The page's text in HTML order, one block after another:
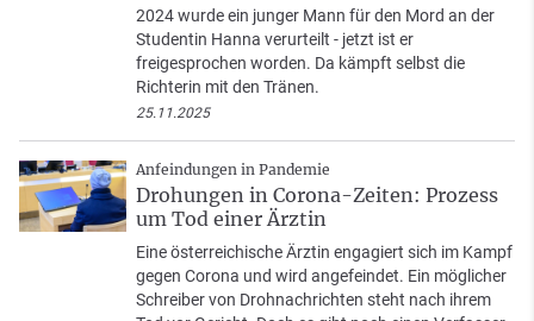
2024 wurde ein junger Mann für den Mord an der
Studentin Hanna verurteilt - jetzt ist er
freigesprochen worden. Da kämpft selbst die
Richterin mit den Tränen.
25.11.2025
Anfeindungen in Pandemie
Drohungen in Corona-Zeiten: Prozess
um Tod einer Ärztin
Eine österreichische Ärztin engagiert sich im Kampf
gegen Corona und wird angefeindet. Ein möglicher
Schreiber von Drohnachrichten steht nach ihrem